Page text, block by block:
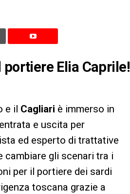
Elia Caprile!
e il Cagliari è immerso in
e uscita per
ed esperto di trattative
cambiare gli scenari tra i
per il portiere dei sardi
toscana grazie a